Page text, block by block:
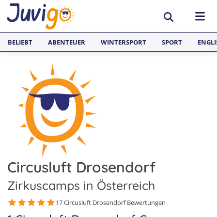
AKTIVITÄTEN
Sportcamps
Lerncamps
Surfcamps
Outdoorcamps
Fussballcamps
Segelcamps
Tenniscamps
REISEZIELE
Aargau
Basel
Luzern
SPRACHFERIEN
Sprachreisen
Englisch Sprachferien England
Sprachferien Frankreich
Sprachferien Spanien
JUGENDREISEN
Spanien
Italien
Deutschland
BELIEBT ABENTEUER WINTERSPORT SPORT
Circusluft Drosendorf
Zirkuscamps in Österreich
17 Circusluft Drosendorf Bewertungen